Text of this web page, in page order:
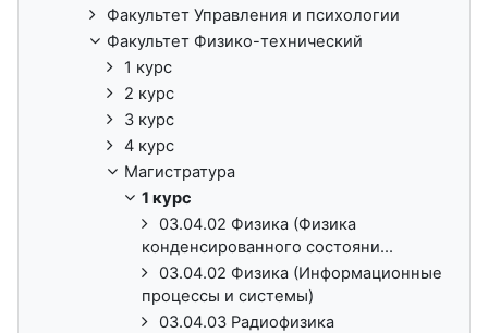
Факультет Управления и психологии
Факультет Физико-технический
1 курс
2 курс
3 курс
4 курс
Магистратура
1 курс
03.04.02 Физика (Физика
конденсированного состояни...
03.04.02 Физика (Информационные
процессы и системы)
03.04.03 Радиофизика